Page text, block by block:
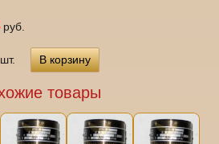
руб.
шт. В корзину
товары